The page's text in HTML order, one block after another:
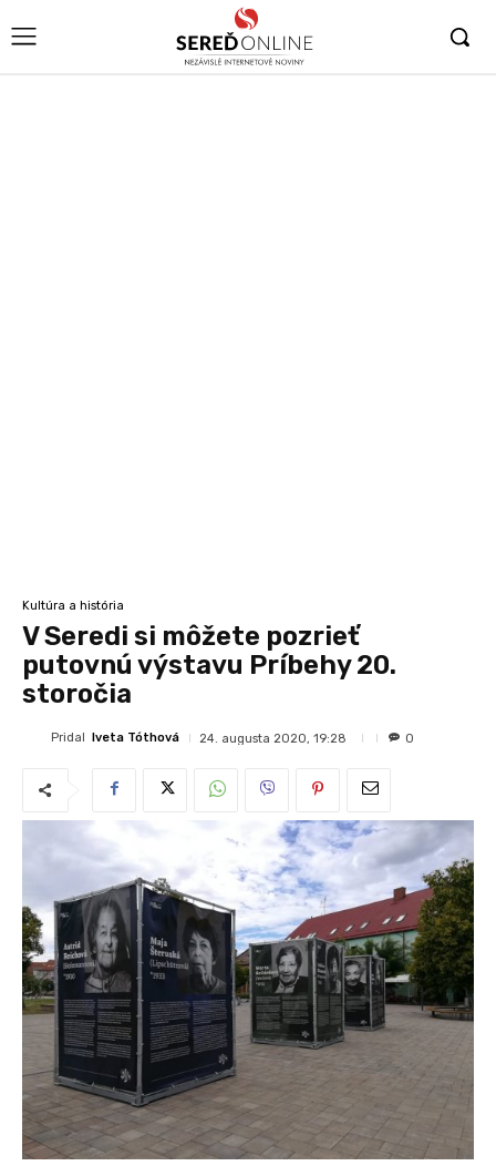
Kultúra a história
V Seredi si môžete pozrieť
putovnú výstavu Príbehy 20.
storočia
Pridal Iveta Tóthová 24. augusta 2020, 19:28 0